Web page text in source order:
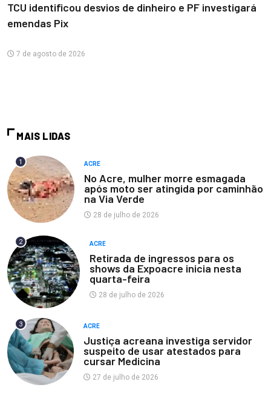
TCU identificou desvios de dinheiro e PF investigará
emendas Pix
7 de agosto de 2026
MAIS LIDAS
1 ACRE
No Acre, mulher morre esmagada
após moto ser atingida por caminhão
na Via Verde
28 de julho de 2026
2 ACRE
Retirada de ingressos para os
shows da Expoacre inicia nesta
quarta-feira
28 de julho de 2026
3 ACRE
Justiça acreana investiga servidor
suspeito de usar atestados para
cursar Medicina
27 de julho de 2026